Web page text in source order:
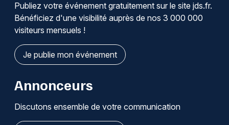
Publiez votre événement gratuitement sur le site jds.fr.
Bénéficiez d'une visibilité auprès de nos 3 000 000
visiteurs mensuels !
Je publie mon événement
Annonceurs
Discutons ensemble de votre communication